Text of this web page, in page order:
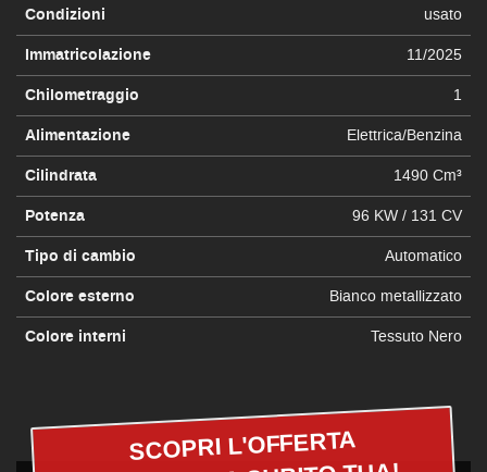
Condizioni usato
Immatricolazione 11/2025
Chilometraggio 1
Alimentazione Elettrica/Benzina
Cilindrata 1490 Cm³
Potenza 96 KW / 131 CV
Tipo di cambio Automatico
Colore esterno Bianco metallizzato
Colore interni Tessuto Nero
SCOPRI L'OFFERTA